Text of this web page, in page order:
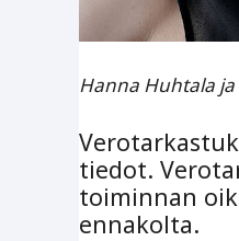
Hanna Huhtala ja
tiedot.
toiminnan
ennakolta.